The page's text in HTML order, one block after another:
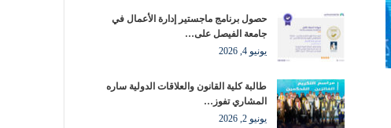
حصول برنامج ماجستير إدارة الأعمال في
جامعة الفيصل على…
يونيو 4, 2026
طالبة كلية القانون والعلاقات الدولية ساره
المشاري تفوز…
يونيو 2, 2026